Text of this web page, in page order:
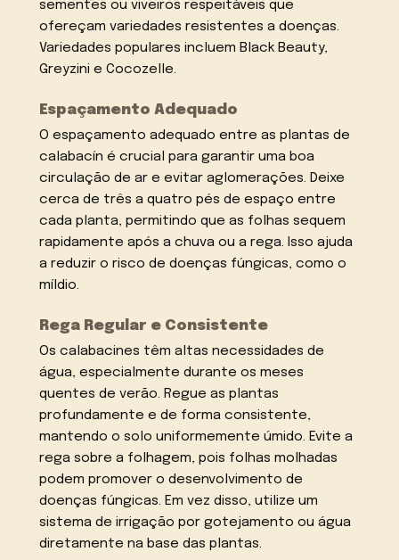
sementes ou viveiros respeitáveis que
ofereçam variedades resistentes a doenças.
Variedades populares incluem Black Beauty,
Greyzini e Cocozelle.
Espaçamento Adequado
O espaçamento adequado entre as plantas de
calabacín é crucial para garantir uma boa
circulação de ar e evitar aglomerações. Deixe
cerca de três a quatro pés de espaço entre
cada planta, permitindo que as folhas sequem
rapidamente após a chuva ou a rega. Isso ajuda
a reduzir o risco de doenças fúngicas, como o
míldio.
Rega Regular e Consistente
Os calabacines têm altas necessidades de
água, especialmente durante os meses
quentes de verão. Regue as plantas
profundamente e de forma consistente,
mantendo o solo uniformemente úmido. Evite a
rega sobre a folhagem, pois folhas molhadas
podem promover o desenvolvimento de
doenças fúngicas. Em vez disso, utilize um
sistema de irrigação por gotejamento ou água
diretamente na base das plantas.